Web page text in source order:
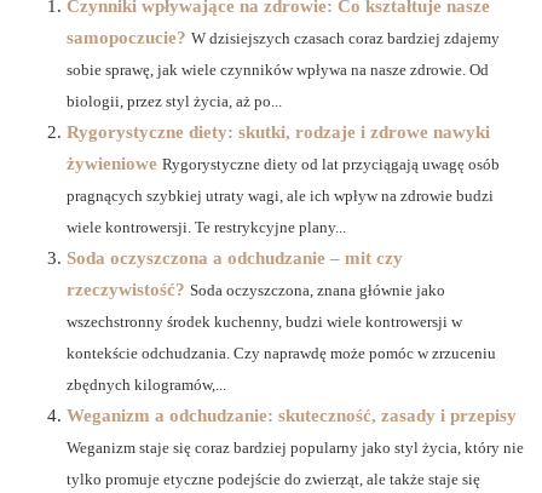
Czynniki wpływające na zdrowie: Co kształtuje nasze
samopoczucie? W dzisiejszych czasach coraz bardziej zdajemy
sobie sprawę, jak wiele czynników wpływa na nasze zdrowie. Od
biologii, przez styl życia, aż po...
Rygorystyczne diety: skutki, rodzaje i zdrowe nawyki
żywieniowe Rygorystyczne diety od lat przyciągają uwagę osób
pragnących szybkiej utraty wagi, ale ich wpływ na zdrowie budzi
wiele kontrowersji. Te restrykcyjne plany...
Soda oczyszczona a odchudzanie – mit czy
rzeczywistość? Soda oczyszczona, znana głównie jako
wszechstronny środek kuchenny, budzi wiele kontrowersji w
kontekście odchudzania. Czy naprawdę może pomóc w zrzuceniu
zbędnych kilogramów,...
Weganizm a odchudzanie: skuteczność, zasady i przepisy
Weganizm staje się coraz bardziej popularny jako styl życia, który nie
tylko promuje etyczne podejście do zwierząt, ale także staje się